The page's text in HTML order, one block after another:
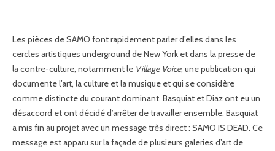
Les pièces de SAMO font rapidement parler d’elles dans les
cercles artistiques underground de New York et dans la presse de
la contre-culture, notamment le Village Voice, une publication qui
documente l’art, la culture et la musique et qui se considère
comme distincte du courant dominant. Basquiat et Diaz ont eu un
désaccord et ont décidé d’arrêter de travailler ensemble. Basquiat
a mis fin au projet avec un message très direct : SAMO IS DEAD. Ce
message est apparu sur la façade de plusieurs galeries d’art de